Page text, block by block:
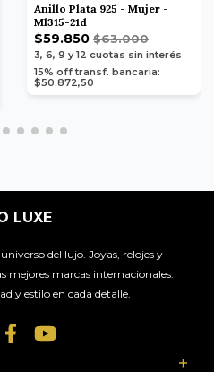
Anillo Plata 925 - Mujer -
Ml315-21d
$59.850 $63.000
3, 6, 9 y 12 cuotas sin interés
15% off transf. bancaria:
$50.872,50
LUXE
del lujo. Joyas, relojes y
mejores marcas internacionales.
y estilo en cada detalle.